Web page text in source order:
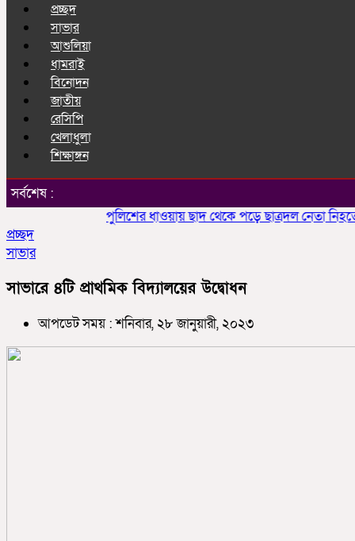
প্রচ্ছদ
সাভার
আশুলিয়া
ধামরাই
বিনোদন
জাতীয়
রেসিপি
খেলাধুলা
শিক্ষাঙ্গন
সর্বশেষ :
পুলিশের ধাওয়ায় ছাদ থেকে পড়ে ছাত্রদল নেতা নিহতের
প্রচ্ছদ
সাভার
সাভারে ৪টি প্রাথমিক বিদ্যালয়ের উদ্বোধন
আপডেট সময় : শনিবার, ২৮ জানুয়ারী, ২০২৩